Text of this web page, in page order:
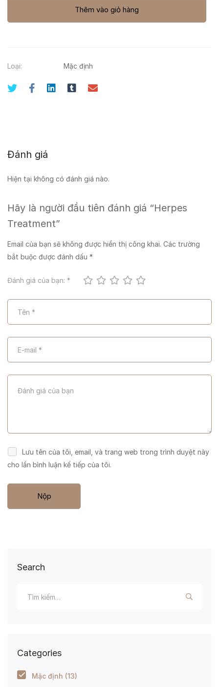
Search
Categories
Mặc định (13)
Thêm vào giỏ hàng
Loại: Mặc định
Đánh giá
Hiện tại không có đánh giá nào.
Hãy là người đầu tiên đánh giá “Herpes
Treatment”
Email của bạn sẽ không được hiển thị công khai. Các trường
bắt buộc được đánh dấu *
Đánh giá của bạn: *
Lưu tên của tôi, email, và trang web trong trình duyệt này
cho lần bình luận kế tiếp của tôi.